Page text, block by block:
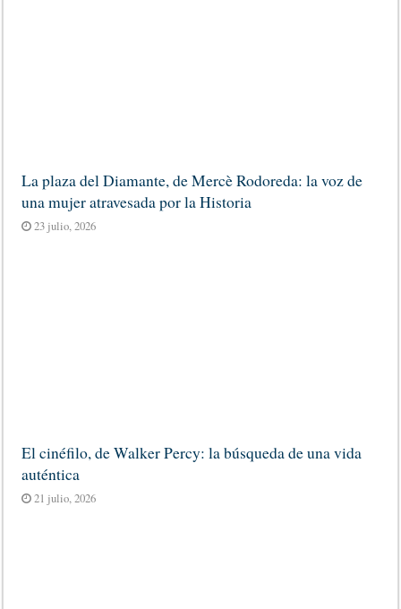
La plaza del Diamante, de Mercè Rodoreda: la voz de
una mujer atravesada por la Historia
23 julio, 2026
El cinéfilo, de Walker Percy: la búsqueda de una vida
auténtica
21 julio, 2026